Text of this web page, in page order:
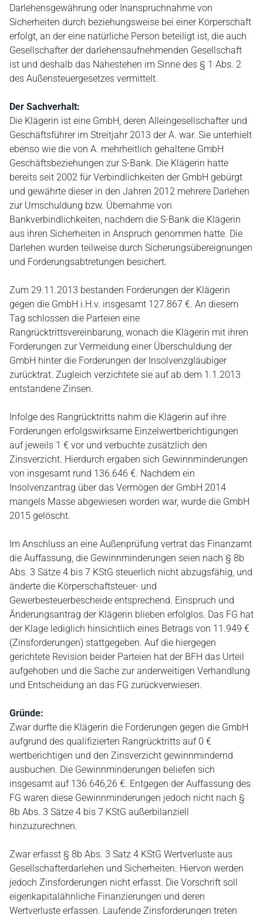
Darlehensgewährung oder Inanspruchnahme von
Sicherheiten durch beziehungsweise bei einer Körperschaft
erfolgt, an der eine natürliche Person beteiligt ist, die auch
Gesellschafter der darlehensaufnehmenden Gesellschaft
ist und deshalb das Nahestehen im Sinne des § 1 Abs. 2
des Außensteuergesetzes vermittelt.
Der Sachverhalt:
Die Klägerin ist eine GmbH, deren Alleingesellschafter und
Geschäftsführer im Streitjahr 2013 der A. war. Sie unterhielt
ebenso wie die von A. mehrheitlich gehaltene GmbH
Geschäftsbeziehungen zur S-Bank. Die Klägerin hatte
bereits seit 2002 für Verbindlichkeiten der GmbH gebürgt
und gewährte dieser in den Jahren 2012 mehrere Darlehen
zur Umschuldung bzw. Übernahme von
Bankverbindlichkeiten, nachdem die S-Bank die Klägerin
aus ihren Sicherheiten in Anspruch genommen hatte. Die
Darlehen wurden teilweise durch Sicherungsübereignungen
und Forderungsabtretungen besichert.
Zum 29.11.2013 bestanden Forderungen der Klägerin
gegen die GmbH i.H.v. insgesamt 127.867 €. An diesem
Tag schlossen die Parteien eine
Rangrücktrittsvereinbarung, wonach die Klägerin mit ihren
Forderungen zur Vermeidung einer Überschuldung der
GmbH hinter die Forderungen der Insolvenzgläubiger
zurücktrat. Zugleich verzichtete sie auf ab dem 1.1.2013
entstandene Zinsen.
Infolge des Rangrücktritts nahm die Klägerin auf ihre
Forderungen erfolgswirksame Einzelwertberichtigungen
auf jeweils 1 € vor und verbuchte zusätzlich den
Zinsverzicht. Hierdurch ergaben sich Gewinnminderungen
von insgesamt rund 136.646 €. Nachdem ein
Insolvenzantrag über das Vermögen der GmbH 2014
mangels Masse abgewiesen worden war, wurde die GmbH
2015 gelöscht.
Im Anschluss an eine Außenprüfung vertrat das Finanzamt
die Auffassung, die Gewinnminderungen seien nach § 8b
Abs. 3 Sätze 4 bis 7 KStG steuerlich nicht abzugsfähig, und
änderte die Körperschaftsteuer- und
Gewerbesteuerbescheide entsprechend. Einspruch und
Änderungsantrag der Klägerin blieben erfolglos. Das FG hat
der Klage lediglich hinsichtlich eines Betrags von 11.949 €
(Zinsforderungen) stattgegeben. Auf die hiergegen
gerichtete Revision beider Parteien hat der BFH das Urteil
aufgehoben und die Sache zur anderweitigen Verhandlung
und Entscheidung an das FG zurückverwiesen.
Gründe:
Zwar durfte die Klägerin die Forderungen gegen die GmbH
aufgrund des qualifizierten Rangrücktritts auf 0 €
wertberichtigen und den Zinsverzicht gewinnmindernd
ausbuchen. Die Gewinnminderungen beliefen sich
insgesamt auf 136.646,26 €. Entgegen der Auffassung des
FG waren diese Gewinnminderungen jedoch nicht nach §
8b Abs. 3 Sätze 4 bis 7 KStG außerbilanziell
hinzuzurechnen.
Zwar erfasst § 8b Abs. 3 Satz 4 KStG Wertverluste aus
Gesellschafterdarlehen und Sicherheiten. Hiervon werden
jedoch Zinsforderungen nicht erfasst. Die Vorschrift soll
eigenkapitalähnliche Finanzierungen und deren
Wertverluste erfassen. Laufende Zinsforderungen treten